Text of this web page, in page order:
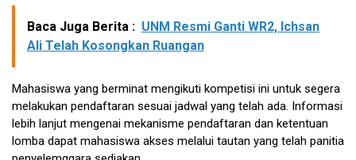
Baca Juga Berita : UNM Resmi Ganti WR2, Ichsan
Ali Telah Kosongkan Ruangan
Mahasiswa yang berminat mengikuti kompetisi ini untuk segera
melakukan pendaftaran sesuai jadwal yang telah ada. Informasi
lebih lanjut mengenai mekanisme pendaftaran dan ketentuan
lomba dapat mahasiswa akses melalui tautan yang telah panitia